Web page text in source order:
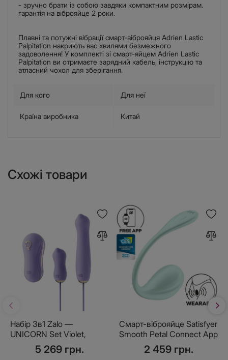
- зручно брати із собою завдяки компактним розмірам.
гарантія на віброяйце 2 роки.
Плавні та потужні вібрації смарт-віброяйця Adrien Lastic
Palpitation накриють вас хвилями безмежного
задоволення! У комплекті зі смарт-яйцем Adrien Lastic
Palpitation ви отримаєте зарядний кабель, інструкцію та
атласний чохол для зберігання.
Для кого Для неї
Країна виробника Китай
Схожі товари
Набір 3в1 Zalo —
UNICORN Set Violet,
віброяйце, пульсатор,
вакуумний стимулятор
5 269 грн.
Смарт-віброяйце Satisfyer
Smooth Petal Connect App
Light Blue2 459 грн.